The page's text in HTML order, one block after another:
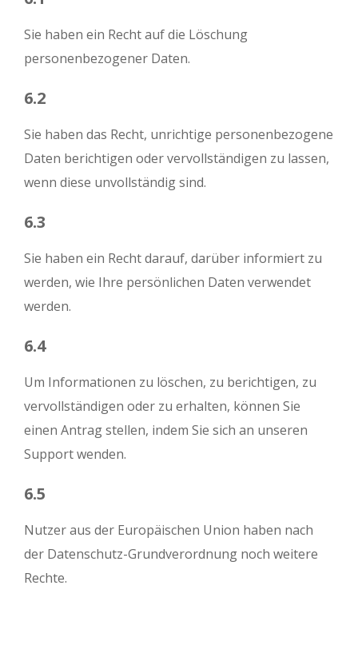
Sie haben ein Recht auf die Löschung
personenbezogener Daten.
6.2
Sie haben das Recht, unrichtige personenbezogene
Daten berichtigen oder vervollständigen zu lassen,
wenn diese unvollständig sind.
6.3
Sie haben ein Recht darauf, darüber informiert zu
werden, wie Ihre persönlichen Daten verwendet
werden.
6.4
Um Informationen zu löschen, zu berichtigen, zu
vervollständigen oder zu erhalten, können Sie
einen Antrag stellen, indem Sie sich an unseren
Support wenden.
6.5
Nutzer aus der Europäischen Union haben nach
der Datenschutz-Grundverordnung noch weitere
Rechte.